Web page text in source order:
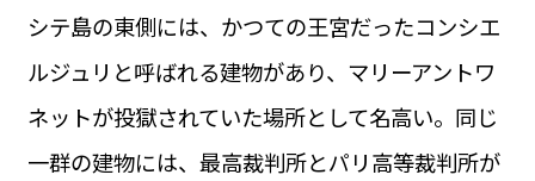
ビジネス・キャリア
INFOS PRATIQUES
運営会社
サイトポリシー
シテ島の東側には、かつての王宮だったコンシエ
ルジュリと呼ばれる建物があり、マリーアントワ
ネットが投獄されていた場所として名高い。同じ
一群の建物には、最高裁判所とパリ高等裁判所が